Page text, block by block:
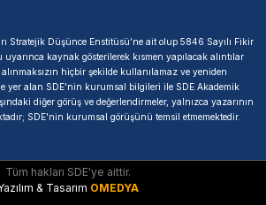
Stratejik Düşünce Enstitüsü’ne ait olup 5846 Sayılı Fikir
kaynak gösterilerek kısmen yapılacak alıntılar
alınmaksızın hiçbir şekilde kullanılamaz ve yeniden
yer alan SDE'nin kurumsal bilgileri ile SDE Akademik
diğer görüş ve değerlendirmeler, yalnızca yazarının
SDE'nin kurumsal görüşünü temsil etmemektedir.
Tüm hakları SDE'ye aittir.
& Tasarım OMEDYA